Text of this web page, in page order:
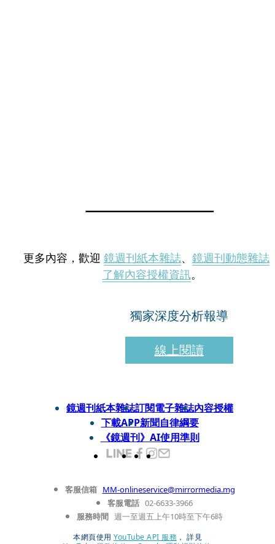
更多內容，歡迎 鏡週刊紙本雜誌、 鏡週刊動態雜誌
了解內容授權資訊。
獨家深度分析報導
線上閱讀
鏡週刊紙本雜誌訂閱電子雜誌內容授權
下載APP新聞自律綱要
《鏡週刊》AI使用準則
客服信箱 MM-onlineservice@mirrormedia.mg
客服電話 02-6633-3966
服務時間 週一至週五上午10時至下午6時
本網頁使用 YouTube API 服務 ， 詳見